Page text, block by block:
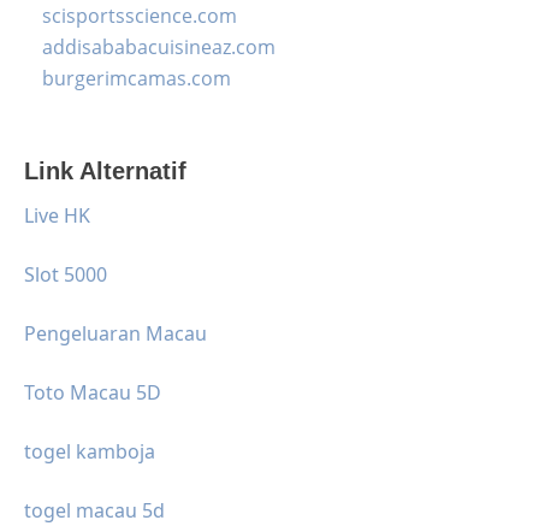
scisportsscience.com
addisababacuisineaz.com
burgerimcamas.com
Link Alternatif
Live HK
Slot 5000
Pengeluaran Macau
Toto Macau 5D
togel kamboja
togel macau 5d